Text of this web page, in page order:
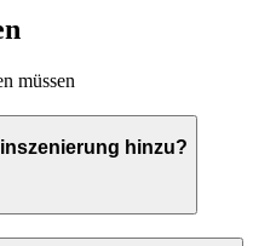
müssen
hinzu?